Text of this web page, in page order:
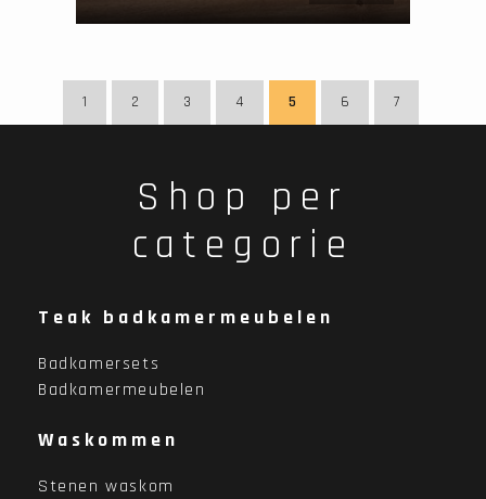
1 2 3 4 5 6 7
Shop per
categorie
Teak badkamermeubelen
Badkamersets
Badkamermeubelen
Waskommen
Stenen waskom